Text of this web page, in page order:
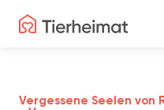
Vergessene Seelen von